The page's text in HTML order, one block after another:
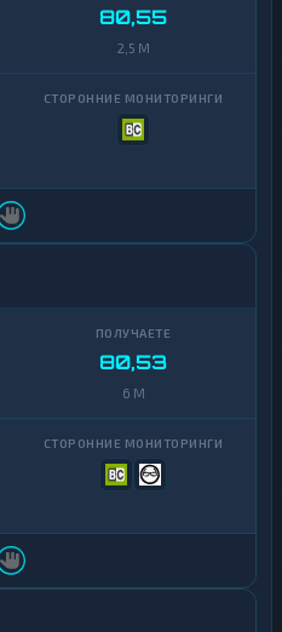
80,55
2,5 M
80,53
6 M